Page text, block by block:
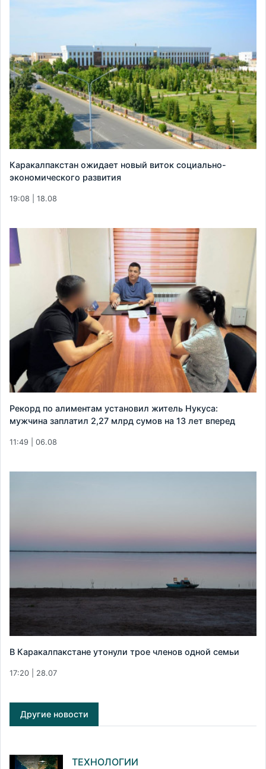
Каракалпакстан ожидает новый виток социально-
экономического развития
19:08 | 18.08
Рекорд по алиментам установил житель Нукуса:
мужчина заплатил 2,27 млрд сумов на 13 лет вперед
11:49 | 06.08
В Каракалпакстане утонули трое членов одной семьи
17:20 | 28.07
Другие новости
ТЕХНОЛОГИИ